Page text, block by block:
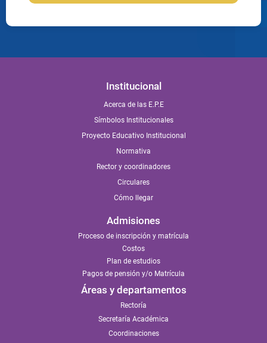
Institucional
Acerca de las E.P.E
Símbolos Institucionales
Proyecto Educativo Institucional
Normativa
Rector y coordinadores
Circulares
Cómo llegar
Admisiones
Proceso de inscripción y matrícula
Costos
Plan de estudios
Pagos de pensión y/o Matrícula
Áreas y departamentos
Rectoría
Secretaría Académica
Coordinaciones